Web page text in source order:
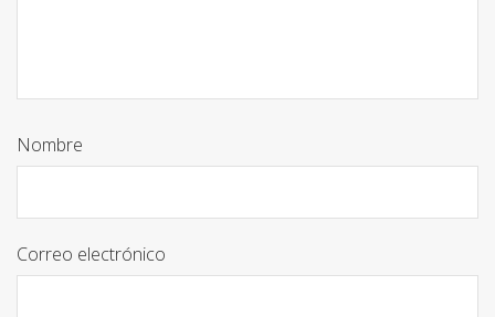
Nombre
Correo electrónico